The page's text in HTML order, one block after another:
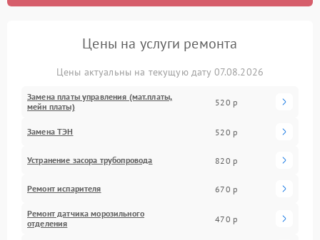
Цены на услуги ремонта
Цены актуальны на текущую дату 07.08.2026
Замена платы управления (мат.платы,
мейн платы)
520 р
Замена ТЭН 520 р
Устранение засора трубопровода 820 р
Ремонт испарителя 670 р
Ремонт датчика морозильного
отделения
470 р